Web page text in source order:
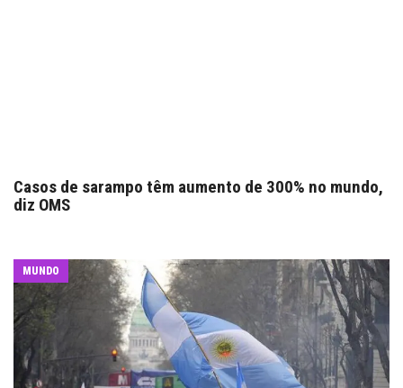
Casos de sarampo têm aumento de 300% no mundo,
diz OMS
MUNDO